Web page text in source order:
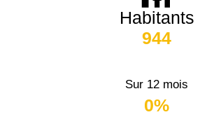
Habitants
944
Sur 12 mois
0%